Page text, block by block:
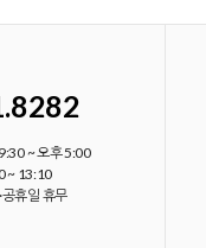
~ 오후 5:00
~ 13:10
공휴일 휴무